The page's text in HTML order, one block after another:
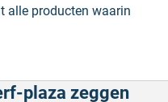
alle producten waarin
plaza zeggen